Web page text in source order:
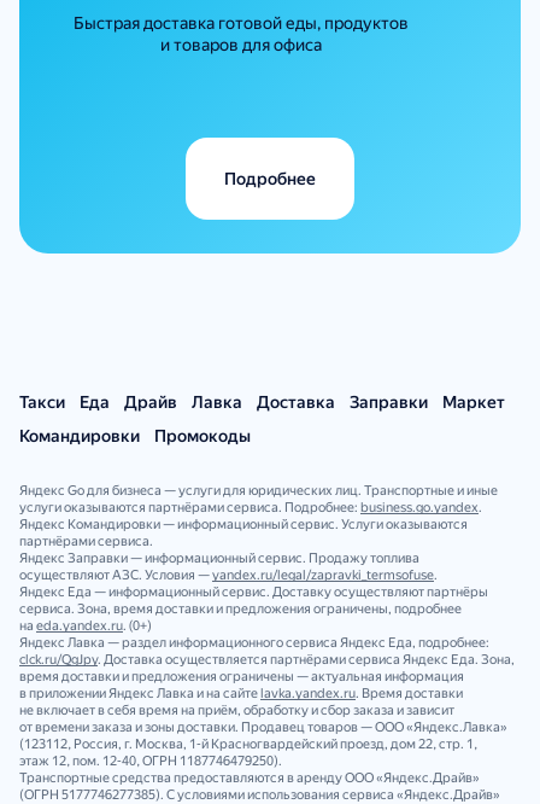
Быстрая доставка готовой еды, продуктов
и товаров для офиса
Подробнее
Такси Еда Драйв Лавка Доставка Заправки
Маркет
Командировки
Промокоды
Яндекс Go для бизнеса — услуги для юридических лиц. Транспортные и иные
услуги оказываются партнёрами сервиса. Подробнее: business.go.yandex.
Яндекс Командировки — информационный сервис. Услуги оказываются
партнёрами сервиса.
Яндекс Заправки — информационный сервис. Продажу топлива
осуществляют АЗС. Условия —yandex.ru/legal/zapravki_termsofuse.
Яндекс Еда — информационный сервис. Доставку осуществляют партнёры
сервиса. Зона, время доставки и предложения ограничены, подробнее
на eda.yandex.ru. (0+)
Яндекс Лавка — раздел информационного сервиса Яндекс Еда, подробнее:
clck.ru/QgJpy. Доставка осуществляется партнёрами сервиса Яндекс Еда. Зона,
время доставки и предложения ограничены — актуальная информация
в приложении Яндекс Лавка и на сайте lavka.yandex.ru. Время доставки
не включает в себя время на приём, обработку и сбор заказа и зависит
от времени заказа и зоны доставки. Продавец товаров — ООО «Яндекс.Лавка»
(123112, Россия, г. Москва, 1‑й Красногвардейский проезд, дом 22, стр. 1,
этаж 12, пом. 12‑40, ОГРН 1187746479250).
Транспортные средства предоставляются в аренду ООО «Яндекс.Драйв»
(ОГРН 5177746277385). С условиями использования сервиса «Яндекс.Драйв»